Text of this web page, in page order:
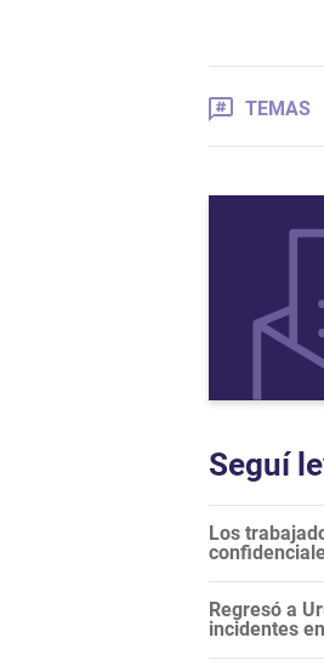
TEMAS
Seguí
Los
Regresó a
incidentes